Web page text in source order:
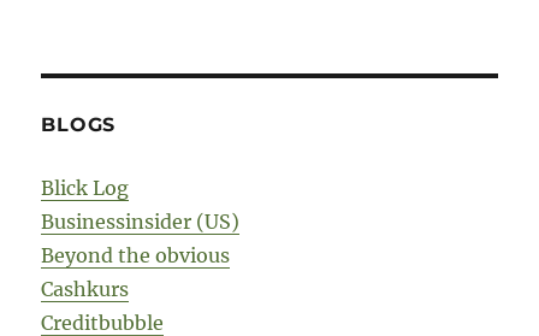
BLOGS
Blick Log
Businessinsider (US)
Beyond the obvious
Cashkurs
Creditbubble